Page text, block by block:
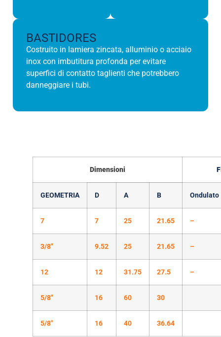
BASTIDORES
Costruito in lamiera zincata, alluminio o acciaio
inox con imbutitura profonda per evitare
superfici di contatto taglienti che potrebbero
danneggiare i tubi.
Dimensioni
GEOMETRIA D A B Ondulato
7 7 25 21.65 –
3/8″ 9.52 25 21.65 –
12 12 31.75 27.5 –
5/8″ 16 60 30
5/8″ 16 40 36.64